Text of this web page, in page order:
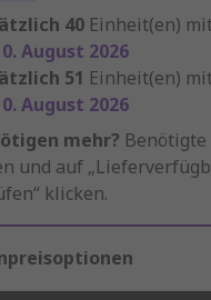
40 Einheit(en)
August 2026
51 Einheit(en)
August 2026
mehr? Benötigte
und auf
klicken.